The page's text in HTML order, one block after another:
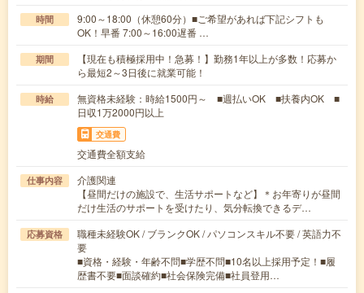
時間
9:00～18:00（休憩60分）■ご希望があれば下記シフトも
OK！早番 7:00～16:00遅番 …
期間
【現在も積極採用中！急募！】勤務1年以上が多数！応募か
ら最短2～3日後に就業可能！
時給
無資格未経験：時給1500円～ ■週払いOK ■扶養内OK ■
日収1万2000円以上
交通費
交通費全額支給
仕事内容
介護関連
【昼間だけの施設で、生活サポートなど】＊お年寄りが昼間
だけ生活のサポートを受けたり、気分転換できるデ…
応募資格
職種未経験OK / ブランクOK / パソコンスキル不要 / 英語力不
要
■資格・経験・年齢不問■学歴不問■10名以上採用予定！■履
歴書不要■面談確約■社会保険完備■社員登用…